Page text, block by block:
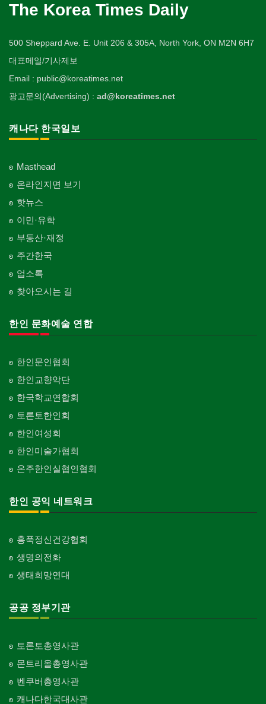
The Korea Times Daily
500 Sheppard Ave. E. Unit 206 & 305A, North York, ON M2N 6H7
대표메일/기사제보
Email : public@koreatimes.net
광고문의(Advertising) : ad@koreatimes.net
캐나다 한국일보
Masthead
온라인지면 보기
핫뉴스
이민·유학
부동산·재정
주간한국
업소록
찾아오시는 길
한인 문화예술 연합
한인문인협회
한인교향악단
한국학교연합회
토론토한인회
한인여성회
한인미술가협회
온주한인실협인협회
한인 공익 네트워크
홍푹정신건강협회
생명의전화
생태희망연대
공공 정부기관
토론토총영사관
몬트리올총영사관
벤쿠버총영사관
캐나다한국대사관